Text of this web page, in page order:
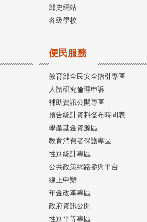
部史網站
各級學校
便民服務
教育部全民安全指引專區
人體研究倫理申訴
補助資訊公開專區
預告統計資料發布時間表
學產基金資源區
教育消費者保護專區
性別統計專區
公共政策網路參與平台
線上申辦
年金改革專區
政府資訊公開
性別平等專區